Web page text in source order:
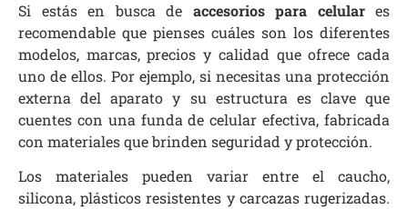
Si estás en busca de accesorios para celulares
recomendable que pienses cuáles son los diferentes
modelos, marcas, precios y calidad que ofrece cada
uno de ellos. Por ejemplo, si necesitas una protección
externa del aparato y su estructura es clave que
cuentes con una funda de celular efectiva, fabricada
con materiales que brinden seguridad y protección.
Los materiales pueden variar entre el caucho,
silicona, plásticos resistentes y carcazas rugerizadas.